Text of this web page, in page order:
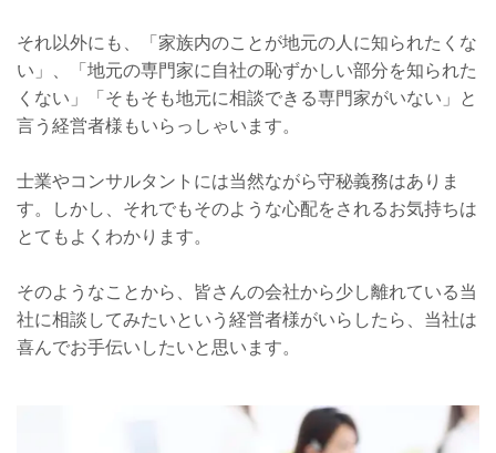
それ以外にも、「家族内のことが地元の人に知られたくな
い」、「地元の専門家に自社の恥ずかしい部分を知られた
くない」「そもそも地元に相談できる専門家がいない」と
言う経営者様もいらっしゃいます。
士業やコンサルタントには当然ながら守秘義務はありま
す。しかし、それでもそのような心配をされるお気持ちは
とてもよくわかります。
そのようなことから、皆さんの会社から少し離れている当
社に相談してみたいという経営者様がいらしたら、当社は
喜んでお手伝いしたいと思います。